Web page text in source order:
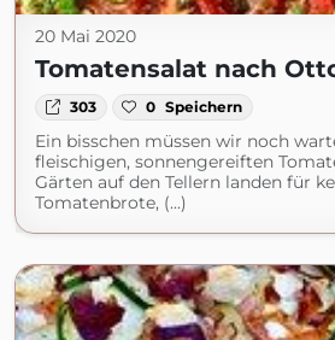
20 Mai 2020
Tomatensalat nach
303 0 Speichern
Ein bisschen müssen wir noch
fleischigen, sonnengereiften
Gärten auf den Tellern landen für
Tomatenbrote, (...)